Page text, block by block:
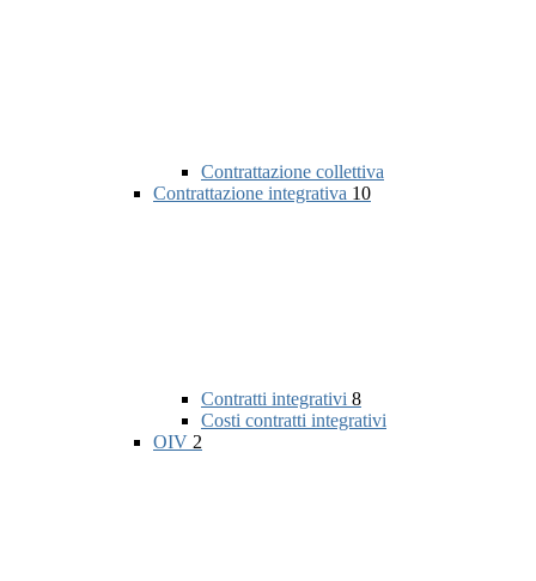
Contrattazione collettiva
Contrattazione integrativa 10
Contratti integrativi 8
Costi contratti integrativi
OIV 2